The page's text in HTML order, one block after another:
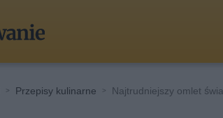
Przepisy kulinarne Najtrudniejszy omlet